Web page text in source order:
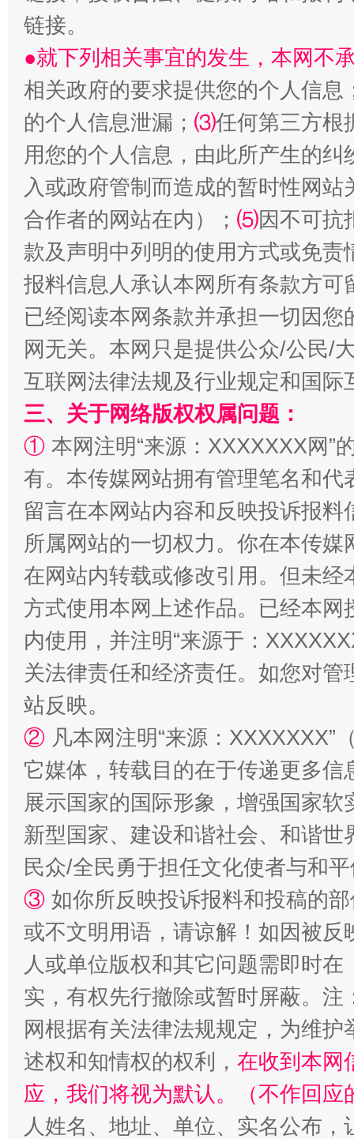
“刷贴”乱象丛生
生
解纷+调解+退费，一次搞定
漫山遍野的桃花与雪山、麦地、白藏房 除
招工难、用工荒背后
链接。
●就下列相关事宜的发生，本网不
相关政府的要求提供您的个人信息
的个人信息泄漏； ⑶任何第三方根
用您的个人信息，由此所产生的纠
入或政府管制而造成的暂时性网
合作者的网站在内）； ⑸因不可抗
款及声明中列明的使用方式或免责
报料信息人承认本网所有条款方
已经阅读本网条款并承担一切因
网无关。本网只是提供公众/公民/
互联网法律法规及行业规定和国
三、关于网络版权权属问题：
① 本网注明“来源：XXXXXXX网”
有。本传媒网站拥有管理笔名和
留言在本网站内容和反映投诉报
所属网站的一切权力。你在本传
在网站内转载或修改引用。但未
方式使用本网上述作品。已经本
内使用，并注明“来源于：
关法律责任和经济责任。如您对
站反映。
② 凡本网注明“来源：
它媒体，转载目的在于传递更多
展示国家的国际形象，增强国家
新型国家、建设和谐社会、和谐
民众/全民勇于担任文化使者与和
③ 如你所反映投诉报料和投稿的
或不文明用语，请谅解！如因被
人或单位版权和其它问题需即时在
实，有权先行撤除或暂时屏蔽。
网根据有关法律法规规定，为维
述权和知情权的权利， 在收到本网
应，我们将视为默认。（不作回应
人姓名、地址、单位、实名公布